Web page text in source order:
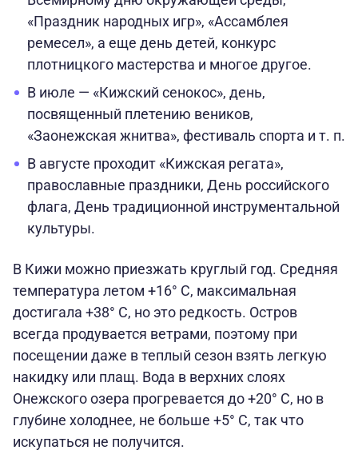
«Праздник народных игр», «Ассамблея
ремесел», а еще день детей, конкурс
плотницкого мастерства и многое другое.
В июле — «Кижский сенокос», день,
посвященный плетению веников,
«Заонежская жнитва», фестиваль спорта и т. п.
В августе проходит «Кижская регата»,
православные праздники, День российского
флага, День традиционной инструментальной
культуры.
В Кижи можно приезжать круглый год. Средняя
температура летом +16° C, максимальная
достигала +38° C, но это редкость. Остров
всегда продувается ветрами, поэтому при
посещении даже в теплый сезон взять легкую
накидку или плащ. Вода в верхних слоях
Онежского озера прогревается до +20° C, но в
глубине холоднее, не больше +5° C, так что
искупаться не получится.